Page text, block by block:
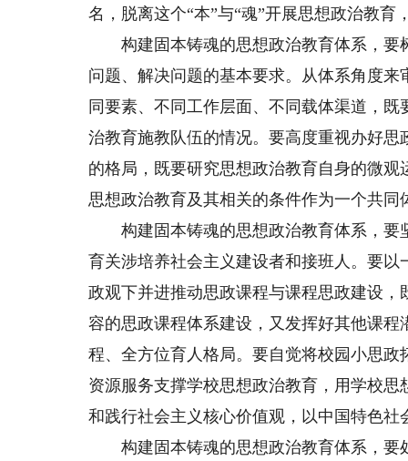
名，脱离这个“本”与“魂”开展思想政治教育
构建固本铸魂的思想政治教育体系，要
问题、解决问题的基本要求。从体系角度
同要素、不同工作层面、不同载体渠道，
治教育施教队伍的情况。要高度重视办好
的格局，既要研究思想政治教育自身的微
思想政治教育及其相关的条件作为一个共同
构建固本铸魂的思想政治教育体系，要
育关涉培养社会主义建设者和接班人。要
政观下并进推动思政课程与课程思政建设
容的思政课程体系建设，又发挥好其他课
程、全方位育人格局。要自觉将校园小思
资源服务支撑学校思想政治教育，用学校
和践行社会主义核心价值观，以中国特色
构建固本铸魂的思想政治教育体系，要